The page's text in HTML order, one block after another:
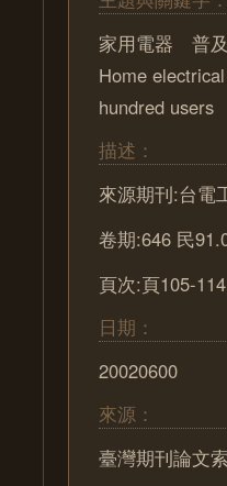
家用電器 普
Home
hundred users
描述：
來源期刊:台電
卷期:646 民
頁次:頁105-114
日期：
20020600
來源：
臺灣期刊論文